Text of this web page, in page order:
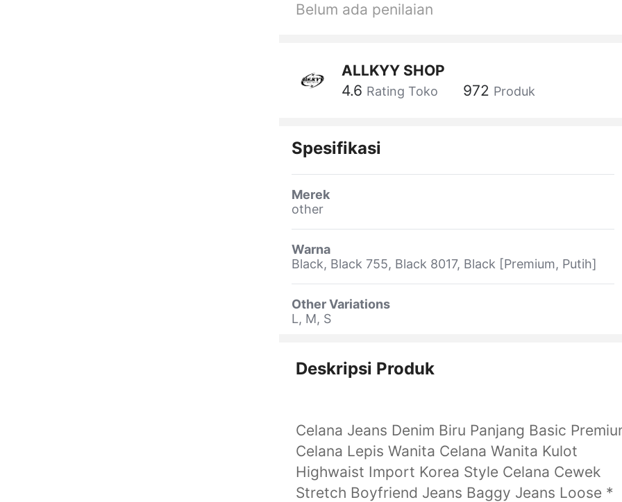
Belum ada penilaian
ALLKYY SHOP
4.6 Rating Toko 972 Produk
Spesifikasi
Merek
other
Warna
Black, Black 755, Black 8017, Black [Premium, Putih]
Other Variations
L, M, S
Deskripsi Produk
Celana Jeans Denim Biru Panjang Basic
Celana Lepis Wanita Celana Wanita Kulot
Highwaist Import Korea Style Celana Cewek
Stretch Boyfriend Jeans Baggy Jeans Loose *